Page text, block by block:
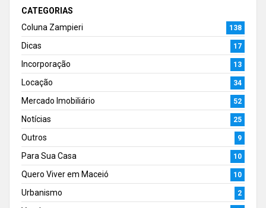
CATEGORIAS
Coluna Zampieri
138
Dicas 17
Incorporação 13
Locação 34
Mercado Imobiliário 52
Notícias 25
Outros 9
Para Sua Casa 10
Quero Viver em Maceió 10
Urbanismo 2